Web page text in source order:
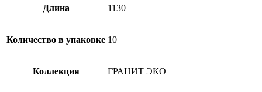
Длина 1130
Количество в упаковке 10
Коллекция ГРАНИТ ЭКО